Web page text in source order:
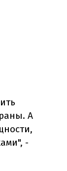
А
-